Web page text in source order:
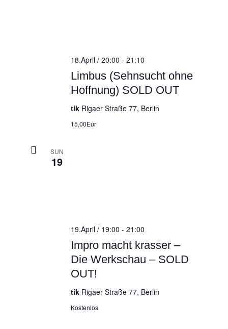
Limbus (Sehnsucht ohne
Hoffnung) SOLD OUT
18.April / 20:00 - 21:10
tik Rigaer Straße 77, Berlin
15,00Eur
SUN
19
Impro macht krasser –
Die Werkschau – SOLD
OUT!
19.April / 19:00 - 21:00
tik Rigaer Straße 77, Berlin
Kostenlos